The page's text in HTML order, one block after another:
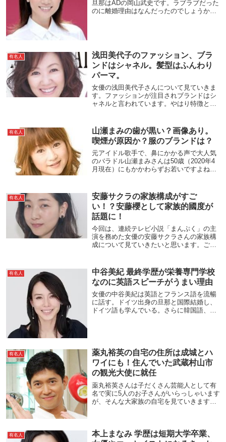
旦那はADの岡山武史です。ラブラブだった
のに離婚理由はなんだったのでしょうか？
有名人
浅田美代子のファッション、ブラ
ンドはシャネル。髪型はふんわり
パーマ。
女優の浅田美代子さんについて見ていきま
す。ファッションが注目されブランドはシ
ャネルと言われています。やはり特徴とし
も特徴がありました。それと、現在「が
ん」だと言われ...
有名人
山瀬まみの歯が黒い？画像あり。
喫煙が原因か？服のブランドは？
元アイドル歌手で、鼻にかかる声で大人気
のバラドル山瀬まみさんは50歳（2020年4
月現在）にもかかわらずお若いですよね。
われている原因は“喫煙”によるものなので
しょ...
有名人
安藤サクラの家族構成がすご
い！？安藤櫻として家族的國度が
話題に！
今回は、連続テレビ小説「まんぷく」の主
演を務めた女優の安藤サクラさんの家族構
成について見ていきたいと思います。ご家
典：柄本時生＆入来茉里が結婚、すでに同
居 : スポ...
有名人
中谷美紀 最終学歴が栄養専門学校
なのに英語スピーチがうまい理由
女優の中谷美紀は英語とフランス語を流暢
に話す。ドイツ出身の旦那と国際結婚し、
ドイツ語も学んでいる。さらに韓国語、イ
有名人
薬丸裕英の自宅の住所は成城とハ
ワイにも！住んでいた武蔵村山市
の観光大使に就任
薬丸裕英さんは子だくさん芸能人として有
名で実に5人のお子さんがいらっしゃいます
が、そんな大家族の自宅を見ていきます。
しょう。薬...
有名人
本上まなみ 学歴は短期大学卒業、